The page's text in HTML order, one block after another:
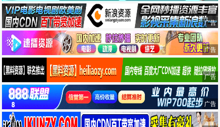
广告
广告
广告
广告